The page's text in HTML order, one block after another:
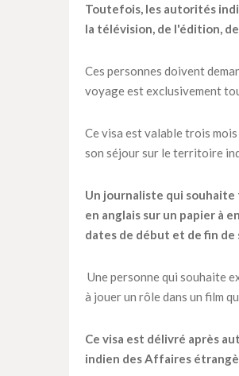
Toutefois, les autorités
la télévision, de l'édition,
Ces personnes doivent
voyage est exclusivement
Ce visa est valable trois
son séjour sur le territoire
Un journaliste qui
en anglais sur un papier à
dates de début et de fin de
Une personne qui souhaite
à jouer un rôle dans un film
Ce visa est délivré après
indien des Affaires